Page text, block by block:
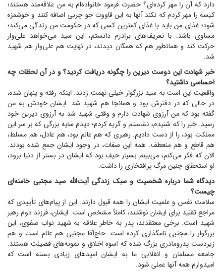
دارد که آن را مهر کرده‌ای؟ حضرت فرمود خانواده‌ام به من علاقه‌مند هستند؛
کیسه را مهر کردم که نکند آنها به این قاووت جو چربی اضافه کنند و خوشمزه
شود؛ غذای من باید با غذای کمترین کسی که در حکومت من زندگی می‌کند؛
مساوی باشد. با تعریف‌های برادرم دانستم، این سید می‌خواهد علی‌وار
حرکت کند و همانطور هم که همگان دیدند، در نهایت هم علی‌وار هم شهید
شد.
خبر شهادت این دوست دیرین را چگونه دریافت کردید؟ و در آن لحظات چه
احساسی داشتید؟
واقعیت این است به سید بزرگوار خیلی تهمت زدند. اینکه رفته و پنهان شده،
در حالی که در دفترش بود و همانجا هم شهید شد. ایشان خودش به من
گفته بود که من آرزوی شهادت دارم و وقتی شهید شد به آرزوی دیرین خود
رسید. خبر را که شنیدم، نشستم و گریه کردم؛ دیدم سایه بزرگی که بر سر این
مملکت بود، را از دست دادیم. رهبری که هم عالم بود، هم عادل، هم مسلط،
هم قاطع و هم منعطف. همه این صفات، در وجود ایشان جمع شده بودند.
الان که فکر می‌کنم، می‌بینم بسیار حیف بود که ایشان در بستر از دنیا برود،
او استحقاق چنین مرگ پرافتخاری را داشت.
دیدگاه شما درباره شخصیت و سبک زندگی آیت‌الله سید مجتبی خامنه‌ای
چیست؟
سلامت نفس و علمیت ایشان را همه قبول دارند. این از پیام‌های تأییدی که
مراجع تقلید برای ایشان نوشتند، کاملاً مشخص است. ایشان، فرزند دوم رهبر
شهید است. برخی معتقدند؛ پدر به خاطر علاقه به شهید نواب صفوی، این
بزرگوار را مجتبی نامگذاری کرده است. حاج‌آقا مجتبی هم عالم است و هم
زیردست پدر‌و‌مادری بزرگ شده که اسوه اخلاق و نمونه‌های فضیلت هستند.
جامعه مسلمان و انقلابی ما به ایشان امید‌های زیادی بسته است که
امیدوارم همه آنها عملی شود.